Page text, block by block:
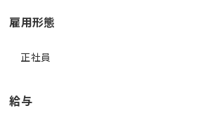
雇用形態
正社員
給与